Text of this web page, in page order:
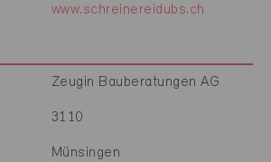
www.schreinereidubs.ch
Zeugin Bauberatungen AG
3110
Münsingen